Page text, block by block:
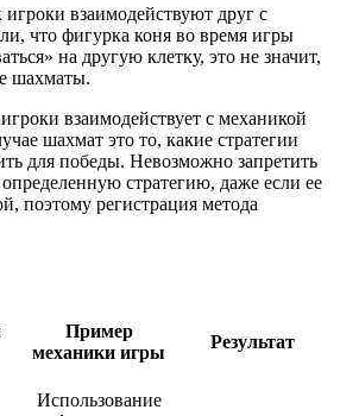
игроки взаимодействуют друг с
что фигурка коня во время игры
на другую клетку, это не значит,
шахматы.
взаимодействует с механикой
шахмат это то, какие стратегии
для победы. Невозможно запретить
стратегию, даже если ее
поэтому регистрация метода
Пример
механики игры
Результат
Использование